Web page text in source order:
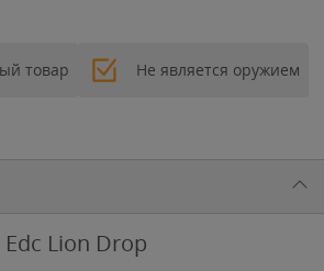
товар Не является оружием
Lion Drop